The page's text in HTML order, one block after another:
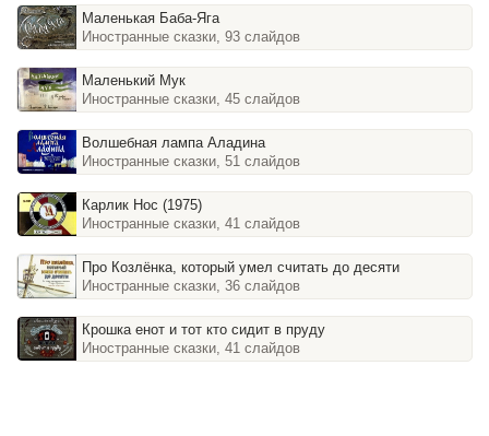
Маленькая Баба-Яга
Иностранные сказки, 93 слайдов
Маленький Мук
Иностранные сказки, 45 слайдов
Волшебная лампа Аладина
Иностранные сказки, 51 слайдов
Карлик Нос (1975)
Иностранные сказки, 41 слайдов
Про Козлёнка, который умел считать до десяти
Иностранные сказки, 36 слайдов
Крошка енот и тот кто сидит в пруду
Иностранные сказки, 41 слайдов